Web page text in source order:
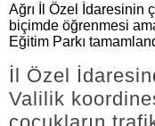
Ağrı İl Özel İdaresinin
biçimde öğrenmesi
Eğitim Parkı
İl Özel
Valilik